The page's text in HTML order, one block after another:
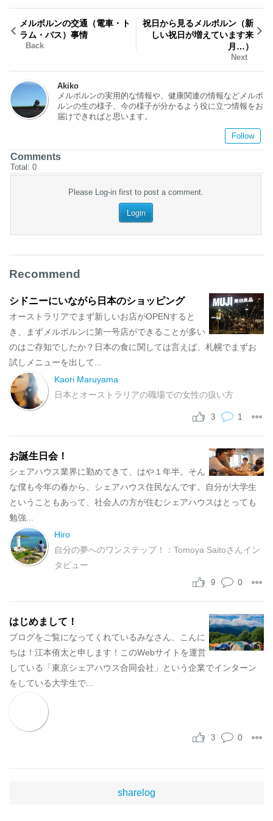
メルボルンの交通（電車・ト
ラム・バス）事情
Back
祝日から見るメルボルン（新
しい祝日が増えています来
月…）
Next
Akiko
メルボルンの実用的な情報や、健康関連の情報などメルボ
ルンの生の様子、今の様子が分かるよう役に立つ情報をお
届けできればと思います。
Follow
Comments
Total: 0
Please Log-in first to post a comment.
Login
Recommend
シドニーにいながら日本のショッピング
オーストラリアでまず新しいお店がOPENすると
き、まずメルボルンに第一号店ができることが多い
のはご存知でしたか？日本の食に関しては言えば、札幌でまずお
試しメニューを出して...
Kaori Maruyama
日本とオーストラリアの職場での女性の扱い方
1
3
お誕生日会！
シェアハウス業界に勤めてきて、はや１年半。そん
な僕も今年の春から、シェアハウス住民なんです。自分が大学生
ということもあって、社会人の方が住むシェアハウスはとっても
勉強...
Hiro
自分の夢へのワンステップ！：Tomoya Saitoさんイン
タビュー
0
9
はじめまして！
ブログをご覧になってくれているみなさん、こんに
ちは！江本侑太と申します！このWebサイトを運営
している「東京シェアハウス合同会社」という企業でインターン
をしている大学生で...
0
3
sharelog